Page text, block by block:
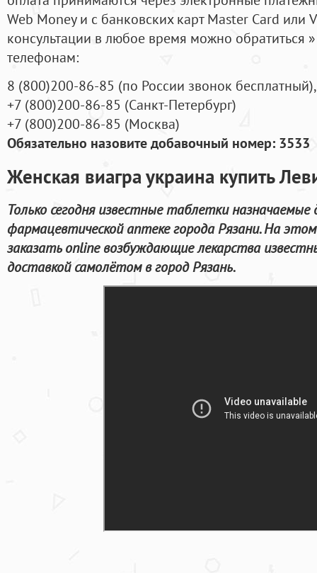
Web Money и с банковских карт Master Card или
консультации в любое время можно обратиться
телефонам:
8 (800)200-86-85 (по России звонок бесплатный),
+7 (800)200-86-85 (Санкт-Петербург)
+7 (800)200-86-85 (Москва)
Обязательно назовите добавочный номер: 3533
Женская виагра украина купить
Только сегодня известные таблетки
фармацевтической аптеке города Рязани. На
заказать online возбуждающие лекарства
доставкой самолётом в город Рязань.